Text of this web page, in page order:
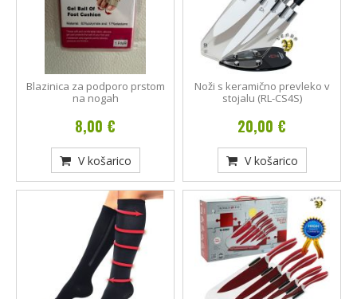
Blazinica za podporo prstom
na nogah
8,00 €
V košarico
Noži s keramično prevleko v
stojalu (RL-CS4S)
20,00 €
V košarico